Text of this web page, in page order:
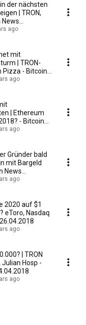
der nächsten
| TRON,
News
ago
mit
| TRON-
Pizza - Bitcoin
ago
| Ethereum
- Bitcoin
ago
Gründer bald
mit Bargeld
News
ago
2020 auf $1
eToro, Nasdaq
ago
| TRON
Hosp -
ago